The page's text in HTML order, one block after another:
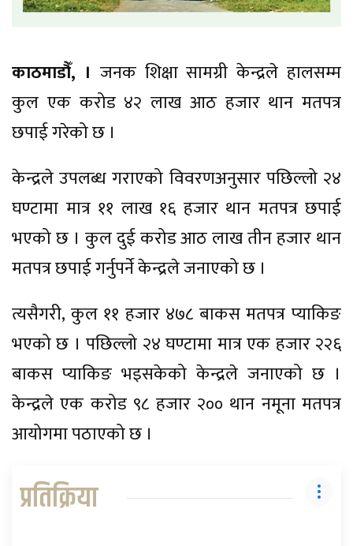
काठमाडौँ, । जनक शिक्षा सामग्री केन्द्रले हालसम्म
कुल एक करोड ४२ लाख आठ हजार थान मतपत्र
छपाई गरेको छ ।
केन्द्रले उपलब्ध गराएको विवरणअनुसार पछिल्लो २४
घण्टामा मात्र ११ लाख १६ हजार थान मतपत्र छपाई
भएको छ । कुल दुई करोड आठ लाख तीन हजार थान
मतपत्र छपाई गर्नुपर्ने केन्द्रले जनाएको छ ।
त्यसैगरी, कुल ११ हजार ४७८ बाकस मतपत्र प्याकिङ
भएको छ । पछिल्लो २४ घण्टामा मात्र एक हजार २२६
बाकस प्याकिङ भइसकेको केन्द्रले जनाएको छ ।
केन्द्रले एक करोड ९८ हजार २०० थान नमूना मतपत्र
आयोगमा पठाएको छ ।
प्रतिक्रिया